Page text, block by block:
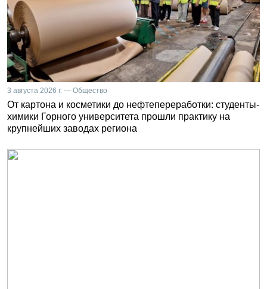
3 августа 2026 г. — Общество
От картона и косметики до нефтепереработки: студенты-
химики Горного университета прошли практику на
крупнейших заводах региона